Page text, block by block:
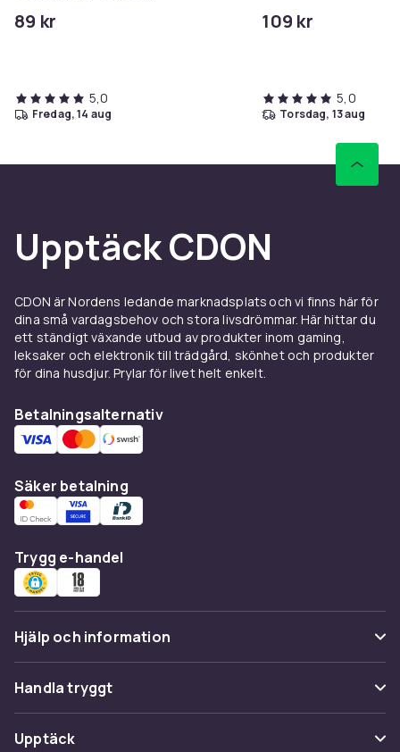
89 kr
5,0
fredag, 14 aug
109 kr
5,0
torsdag, 13 aug
Upptäck CDON
CDON är Nordens ledande marknadsplats och vi finns här för
dina små vardagsbehov och stora livsdrömmar. Här hittar du
ett ständigt växande utbud av produkter inom gaming,
leksaker och elektronik till trädgård, skönhet och produkter
för dina husdjur. Prylar för livet helt enkelt.
Betalningsalternativ
Säker betalning
Trygg e-handel
Hjälp och information
Vanliga frågor
Spåra paket
Handla tryggt
Betalning
Upptäck